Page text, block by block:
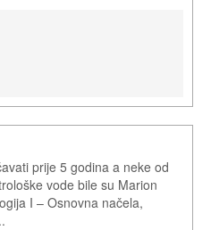
prije 5 godina a neke od
vode bile su Marion
I – Osnovna načela,